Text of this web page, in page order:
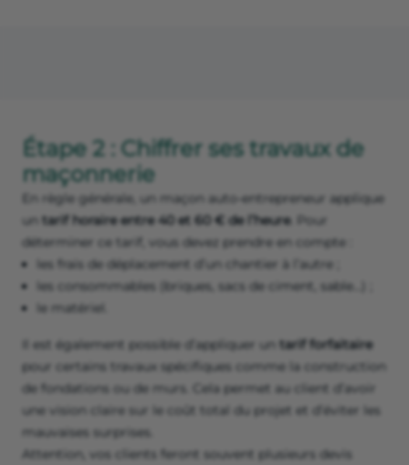
Étape 2 : Chiffrer ses travaux de
maçonnerie
En règle générale, un maçon auto-entrepreneur applique
un tarif horaire entre 40 et 60 € de l’heure. Pour
déterminer ce tarif, vous devez prendre en compte :
les frais de déplacement d’un chantier à l’autre ;
les consommables (briques, sacs de ciment, sable…) ;
le matériel.
Il est également possible d’appliquer un tarif forfaitaire
pour certains travaux spécifiques comme la construction
de fondations ou de murs. Cela permet au client d’avoir
une vision claire sur le coût total du projet et d’éviter les
mauvaises surprises.
Attention, vos clients feront souvent plusieurs devis